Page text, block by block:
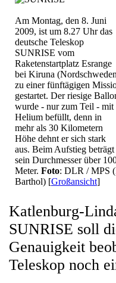
Am Montag, den 8. Juni
2009, ist um 8.27 Uhr das
deutsche Teleskop
SUNRISE vom
Raketenstartplatz Esrange
bei Kiruna
zu einer fünftägigen
gestartet. Der riesige
wurde - nur zum Teil - mit
Helium befüllt, denn in
mehr als 30 Kilometern
Höhe dehnt er sich stark
aus. Beim Aufstieg beträgt
sein Durchmesser über
Meter. Foto: DLR / MPS
Barthol) [Großansicht]
Katlenburg-
SUNRISE soll
Genauigkeit
Teleskop noch